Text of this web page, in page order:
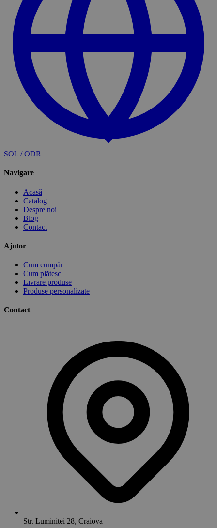
SOL / ODR
Navigare
Acasă
Catalog
Despre noi
Blog
Contact
Ajutor
Cum cumpăr
Cum plătesc
Livrare produse
Produse personalizate
Contact
Str. Luminitei 28, Craiova